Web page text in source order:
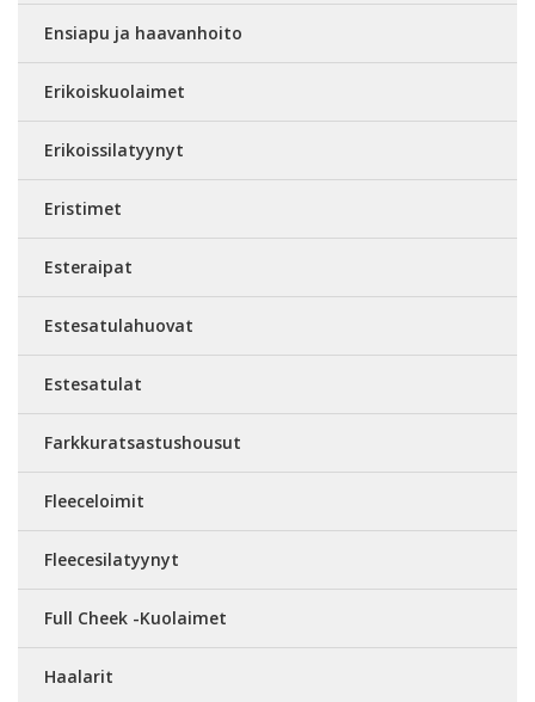
Ensiapu ja haavanhoito
Erikoiskuolaimet
Erikoissilatyynyt
Eristimet
Esteraipat
Estesatulahuovat
Estesatulat
Farkkuratsastushousut
Fleeceloimit
Fleecesilatyynyt
Full Cheek -Kuolaimet
Haalarit